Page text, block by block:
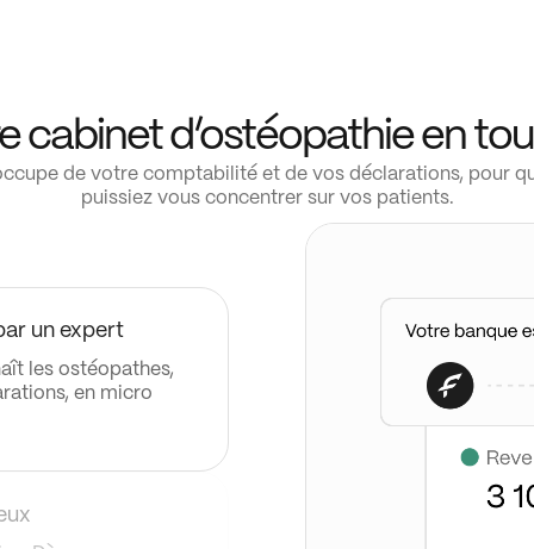
cabinet d’ostéopathie en
de votre comptabilité et de vos déclarations, pour
puissiez vous concentrer sur vos patients.
un expert
les ostéopathes,
en micro